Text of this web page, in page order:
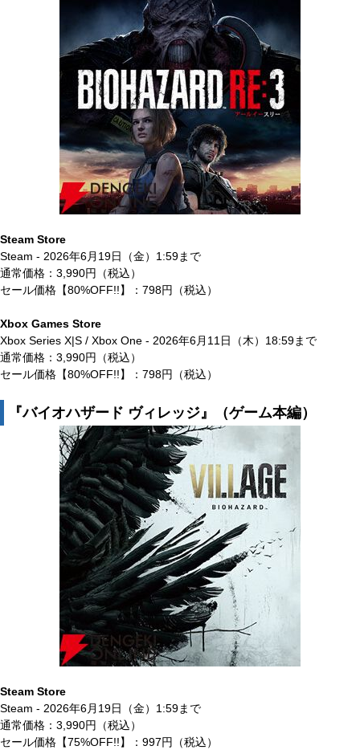
Steam Store
Steam - 2026年6月19日（金）1:59まで
通常価格：3,990円（税込）
セール価格【80%OFF!!】：798円（税込）
Xbox Games Store
Xbox Series X|S / Xbox One - 2026年6月11日（木）18:59まで
通常価格：3,990円（税込）
セール価格【80%OFF!!】：798円（税込）
『バイオハザード ヴィレッジ』（ゲーム本編）
Steam Store
Steam - 2026年6月19日（金）1:59まで
通常価格：3,990円（税込）
セール価格【75%OFF!!】：997円（税込）